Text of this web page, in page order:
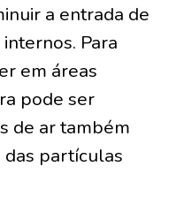
a entrada de
Para
em áreas
pode ser
de ar também
das partículas